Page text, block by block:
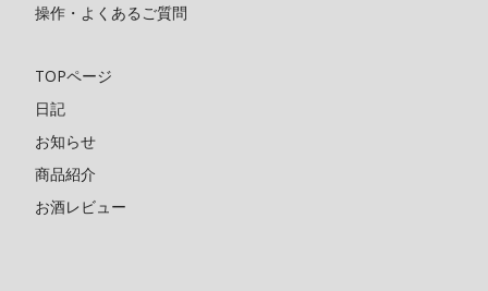
操作・よくあるご質問
TOPページ
日記
お知らせ
商品紹介
お酒レビュー